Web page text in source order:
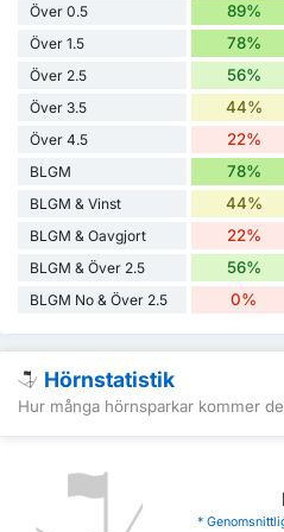
Över 0.5
89%
Över 1.5 78%
Över 2.5 56%
Över 3.5 44%
Över 4.5 22%
BLGM 78%
BLGM & Vinst 44%
BLGM & Oavgjort 22%
BLGM & Över 2.5 56%
BLGM No & Över 2.5 0%
Hörnstatistik
Hur många hörnsparkar kommer
*